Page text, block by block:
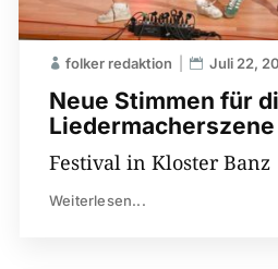
Neue Stimmen für
Liedermacherszene
folker redaktion Juli 22,
Festival in Kloster Banz
Weiterlesen...